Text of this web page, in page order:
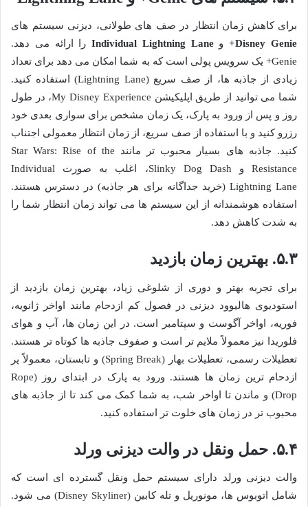
برای کاهش زمان انتظار در صف های طولانی، دیزنی سیستم های
Disney Genie+ وIndividual Lightning Laneرا ارائه می دهد.
Genie+ یک سرویس پولی است که به شما امکان می دهد برای تعداد
زیادی از جاذبه ها، از صف سریع (Lightning Lane) استفاده کنید.
شما می توانید از طریق اپلیکیشن My Disney Experience، در طول
روز و پس از ورود به پارک، یک زمان مشخص برای سواری بعدی خود
رزرو کنید و با استفاده از صف سریع، از زمان انتظار معمولی اجتناب
کنید. جاذبه های بسیار محبوب تر مانند Star Wars: Rise of the
Resistance و Slinky Dog Dash، اغلب به صورت Individual
Lightning Lane (خرید جداگانه برای هر جاذبه) در دسترس هستند.
استفاده هوشمندانه از این سیستم ها می تواند زمان انتظار شما را
به شدت کاهش دهد.
۵.۳. بهترین زمان بازدید
برای تجربه بهتر و دوری از شلوغی زیاد، بهترین زمان بازدید از
استودیوی هالیوود دیزنی در فصول کم ازدحام مانند اواخر ژانویه،
فوریه، اواخر آگوست و سپتامبر است. در این زمان ها، آب و هوای
فلوریدا نیز معمولاً ملایم تر است و صفوف جاذبه ها کوتاه تر هستند.
تعطیلات رسمی، تعطیلات بهار (Spring Break) و تابستان، معمولاً پر
ازدحام ترین زمان ها هستند. ورود به پارک در ابتدای روز (Rope
Drop) و ماندن تا اواخر شب، به شما کمک می کند تا از جاذبه های
محبوب تر در زمان های خلوت تر استفاده کنید.
۵.۴. حمل ونقل در والت دیزنی ورلد
والت دیزنی ورلد دارای سیستم حمل ونقل گسترده ای است که
شامل اتوبوس ها، مونوریل و تله کابین (Disney Skyliner) می شود.